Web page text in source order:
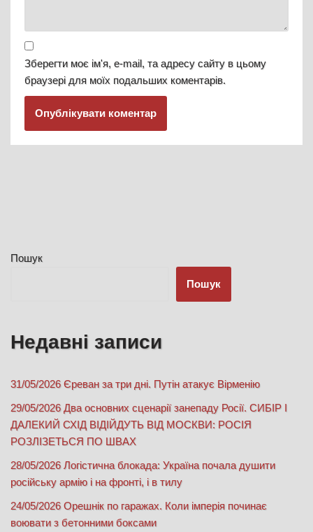
Зберегти моє ім'я, e-mail, та адресу сайту в цьому
браузері для моїх подальших коментарів.
Пошук
Пошук
Недавні записи
31/05/2026 Єреван за три дні. Путін атакує Вірменію
29/05/2026 Два основних сценарії занепаду Росії. СИБІР І
ДАЛЕКИЙ СХІД ВІДІЙДУТЬ ВІД МОСКВИ: РОСІЯ
РОЗЛІЗЕТЬСЯ ПО ШВАХ
28/05/2026 Логістична блокада: Україна почала душити
російську армію і на фронті, і в тилу
24/05/2026 Орешнік по гаражах. Коли імперія починає
воювати з бетонними боксами